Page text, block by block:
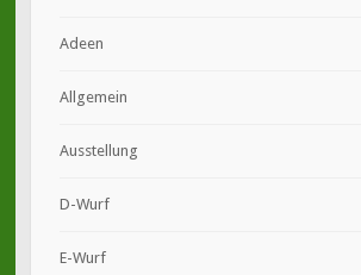
Adeen
Allgemein
Ausstellung
D-Wurf
E-Wurf